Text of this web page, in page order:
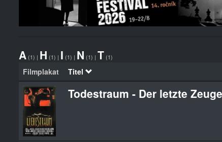
A (1) | H (1) | I (1) | N (1) | T (1)
Filmplakat Titel
Todestraum - Der letzte